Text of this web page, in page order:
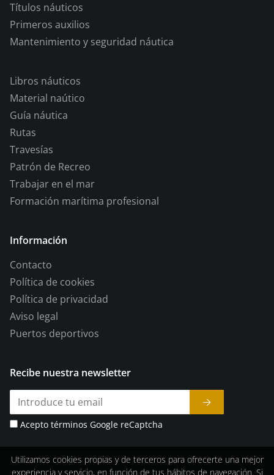
Títulos náuticos
Primeros auxilios
Mantenimiento y seguridad náutica
Libros náuticos
Material naútico
Guía náutica
Rutas
Travesías
Patrón de Recreo
Trabajar en el mar
Formación marítima profesional
Información
Contacto
Política de cookies
Política de privacidad
Aviso legal
Puertos deportivos
Recibe nuestra newsletter
Acepto términos Google reCaptcha
Utilizamos cookies propias y de terceros para ofrecerte una mejor
experiencia y servicio, en función de tus hábitos de navegación. Si